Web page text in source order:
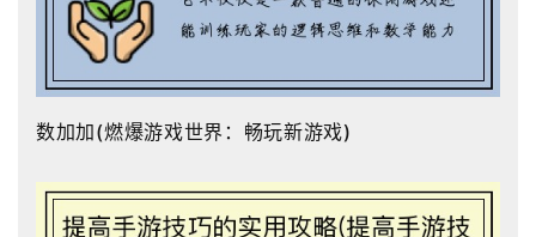
数加加(燃爆游戏世界：畅玩新游戏)